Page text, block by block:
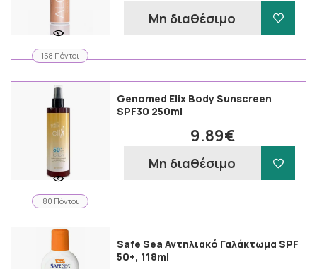
158 Πόντοι
Μη διαθέσιμο
80 Πόντοι
Genomed Elix Body Sunscreen
SPF30 250ml
9.89€
Μη διαθέσιμο
Safe Sea Αντηλιακό Γαλάκτωμα SPF
50+, 118ml